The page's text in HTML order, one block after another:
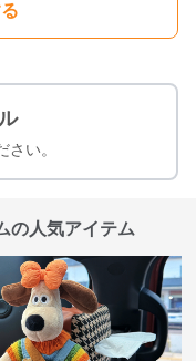
い。
の人気アイテム